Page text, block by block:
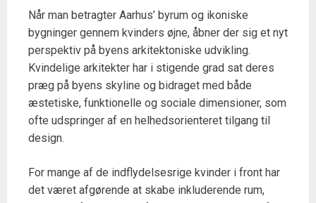
Når man betragter Aarhus’ byrum og ikoniske
bygninger gennem kvinders øjne, åbner der sig et nyt
perspektiv på byens arkitektoniske udvikling.
Kvindelige arkitekter har i stigende grad sat deres
præg på byens skyline og bidraget med både
æstetiske, funktionelle og sociale dimensioner, som
ofte udspringer af en helhedsorienteret tilgang til
design.
For mange af de indflydelsesrige kvinder i front har
det været afgørende at skabe inkluderende rum,